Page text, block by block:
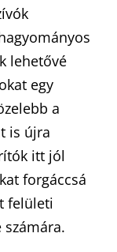
lehetővé
egy
a
is újra
itt jól
forgáccsá
felületi